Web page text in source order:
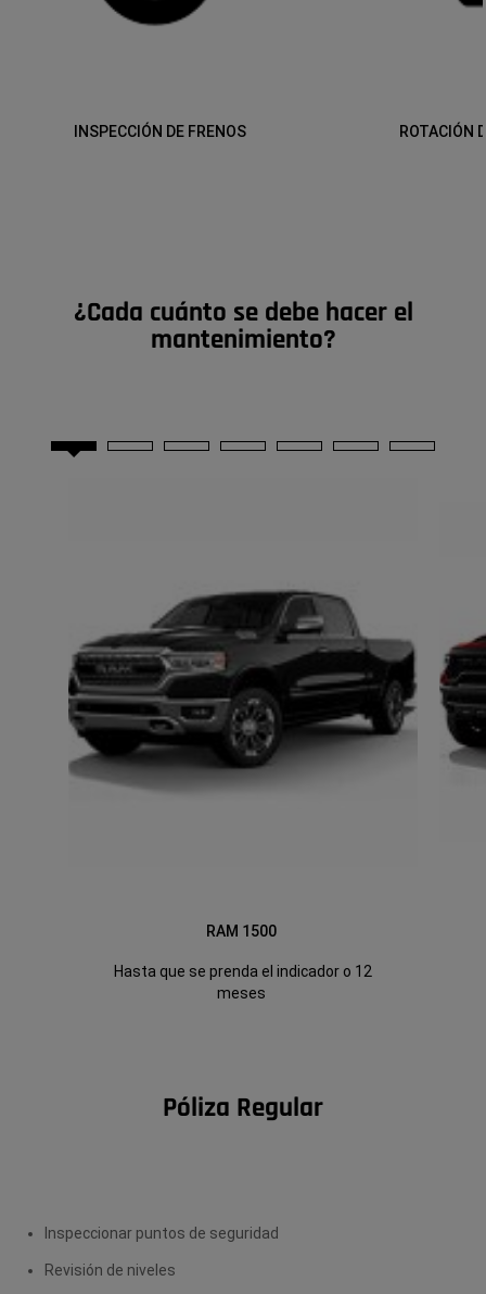
INSPECCIÓN DE FRENOS ROTACIÓN
¿Cada cuánto se debe hacer el
mantenimiento?
RAM 1500
Hasta que se prenda el indicador o 12
meses
Póliza Regular
Inspeccionar puntos de seguridad
Revisión de niveles